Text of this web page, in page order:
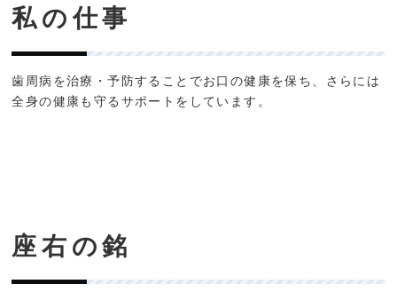
私の仕事
歯周病を治療・予防することでお口の健康を保ち、さらには
全身の健康も守るサポートをしています。
座右の銘